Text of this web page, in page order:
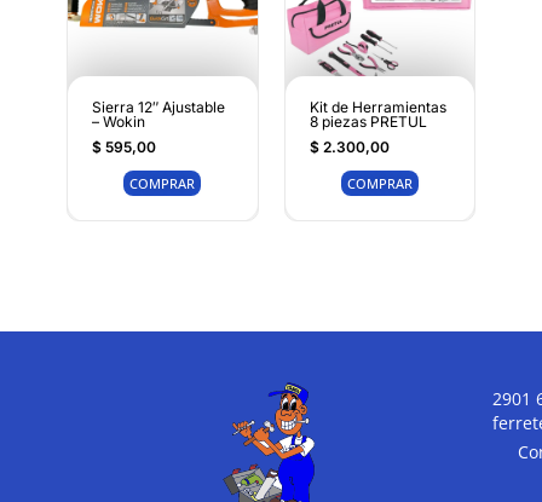
Sierra 12″ Ajustable
– Wokin
$595,00
COMPRAR
Kit de Herramientas
8 piezas PRETUL
$2.300,00
COMPRAR
2901